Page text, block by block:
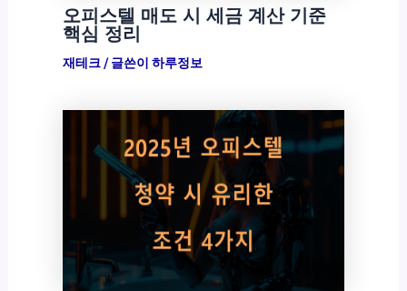
오피스텔 매도 시 세금 계산 기준
핵심 정리
재테크/ 글쓴이 하루정보